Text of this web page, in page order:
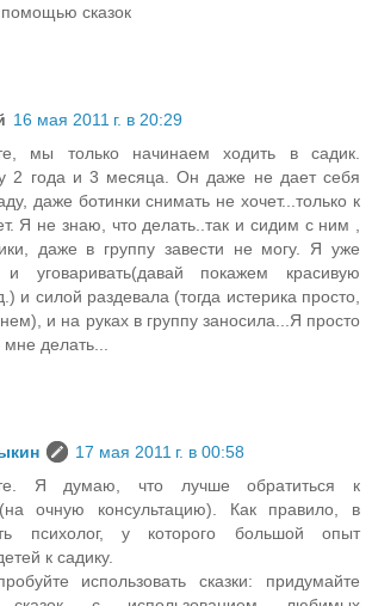
сказок
16 мая 2011 г. в 20:29
мы только начинаем ходить в садик.
2 года и 3 месяца. Он даже не дает себя
даже ботинки снимать не хочет...только к
Я не знаю, что делать..так и сидим с ним ,
даже в группу завести не могу. Я уже
и уговаривать(давай покажем красивую
и силой раздевала (тогда истерика просто,
и на руках в группу заносила...Я просто
делать...
17 мая 2011 г. в 00:58
Я думаю, что лучше обратиться к
(на очную консультацию). Как правило, в
психолог, у которого большой опыт
к садику.
использовать сказки: придумайте